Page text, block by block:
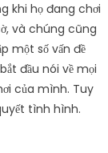
khi họ đang chơi
và chúng cũng
một số vấn đề
đầu nói về mọi
của mình. Tuy
tình hình.